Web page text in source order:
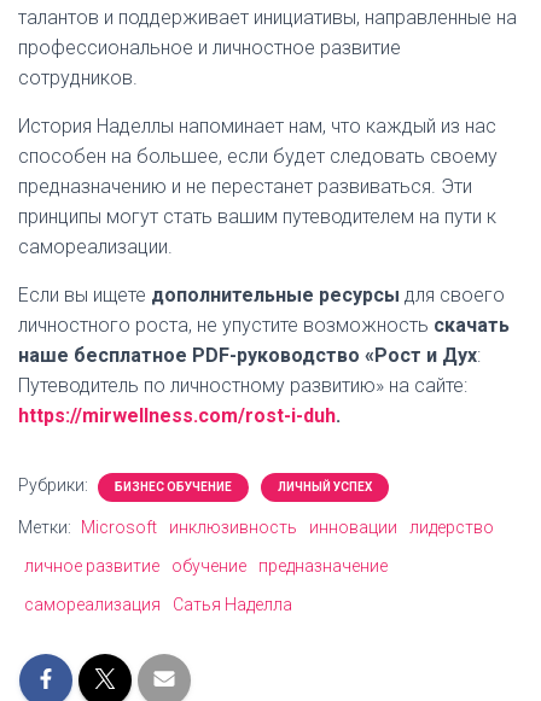
талантов и поддерживает инициативы, направленные на
профессиональное и личностное развитие
сотрудников.
История Наделлы напоминает нам, что каждый из нас
способен на большее, если будет следовать своему
предназначению и не перестанет развиваться. Эти
принципы могут стать вашим путеводителем на пути к
самореализации.
Если вы ищете дополнительные ресурсы для своего
личностного роста, не упустите возможность скачать
наше бесплатное PDF-руководство «Рост и Дух:
Путеводитель по личностному развитию» на сайте:
https://mirwellness.com/rost-i-duh.
Рубрики: БИЗНЕС ОБУЧЕНИЕ ЛИЧНЫЙ УСПЕХ
Метки: Microsoft инклюзивность инновации
лидерство
личное развитие
обучение
предназначение
самореализация
Сатья Наделла